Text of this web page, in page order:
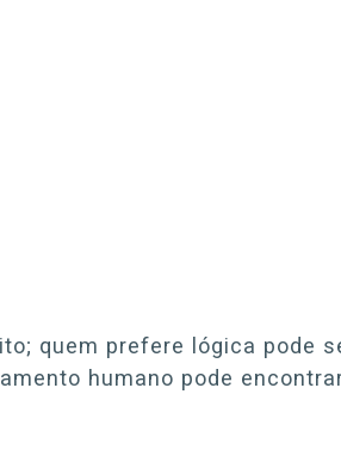
quem prefere lógica pode
humano pode